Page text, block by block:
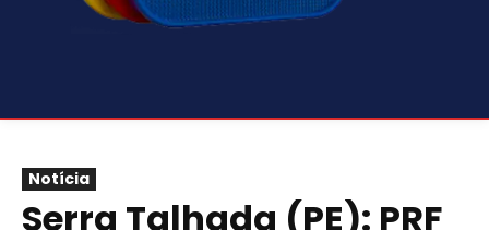
Notícia
Serra Talhada (PE): PRF